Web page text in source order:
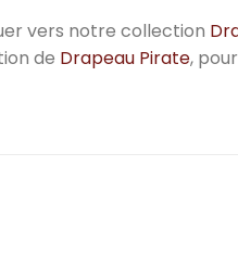
vers notre collection
de Drapeau Pirate,